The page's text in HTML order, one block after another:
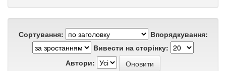
Сортування:
Впорядкування:
Вивести на сторінку:
Автори: